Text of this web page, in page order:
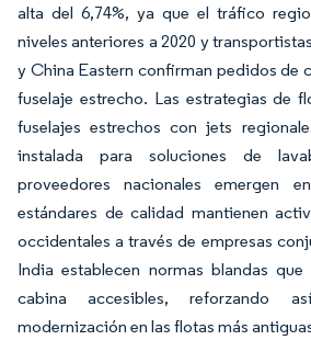
alta del 6,74%, ya que el tráfico
niveles anteriores a 2020 y
y China Eastern confirman pedidos de
fuselaje estrecho. Las estrategias de
fuselajes estrechos con jets
instalada para soluciones de
proveedores nacionales emergen
estándares de calidad mantienen
occidentales a través de empresas
India establecen normas blandas
cabina accesibles, reforzando
modernización en las flotas más